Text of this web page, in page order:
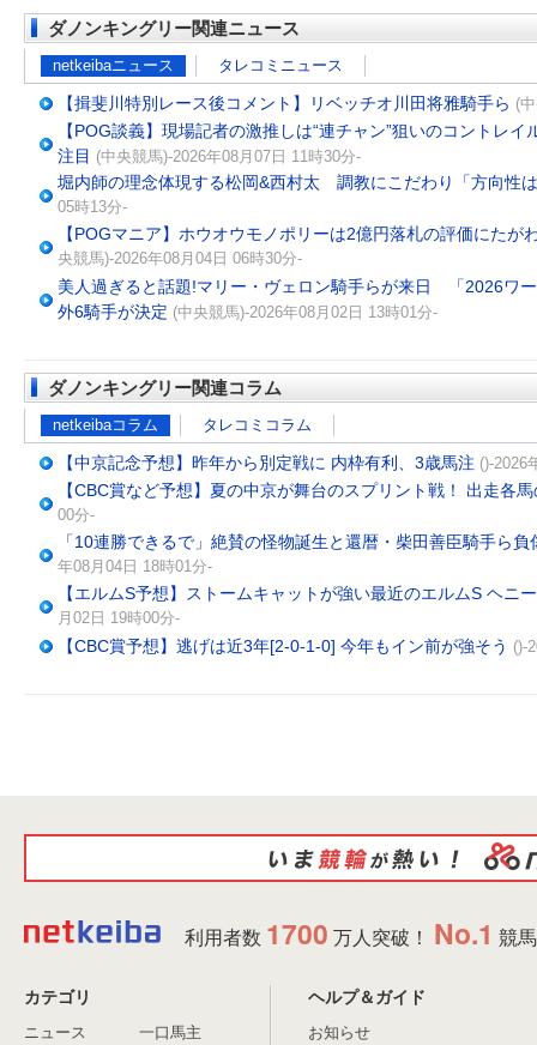
ダノンキングリー関連ニュース
netkeibaニュース タレコミニュース
【揖斐川特別レース後コメント】リベッチオ川田将雅騎手ら (
【POG談義】現場記者の激推しは“連チャン”狙いのコントレ
注目 (中央競馬)-2026年08月07日 11時30分-
堀内師の理念体現する松岡&西村太 調教にこだわり「方向性
05時13分-
【POGマニア】ホウオウモノポリーは2億円落札の評価にた
央競馬)-2026年08月04日 06時30分-
美人過ぎると話題!マリー・ヴェロン騎手らが来日 「2026ワ
外6騎手が決定 (中央競馬)-2026年08月02日 13時01分-
ダノンキングリー関連コラム
netkeibaコラム タレコミコラム
【中京記念予想】昨年から別定戦に 内枠有利、3歳馬注 ()-2026
【CBC賞など予想】夏の中京が舞台のスプリント戦！ 出走各
00分-
「10連勝できるで」絶賛の怪物誕生と還暦・柴田善臣騎手ら
年08月04日 18時01分-
【エルムS予想】ストームキャットが強い最近のエルムS ヘニ
月02日 19時00分-
【CBC賞予想】逃げは近3年[2-0-1-0] 今年もイン前が強そう ()-
利用者数 1700 万人突破！ No.1 競
カテゴリ
ニュース
一口馬主
ヘルプ＆ガイド
お知らせ